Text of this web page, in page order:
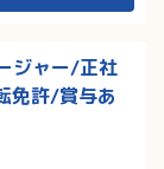
ジャー/正社
免許/賞与あ